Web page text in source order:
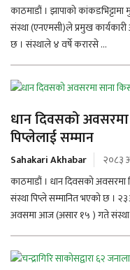
काठमाडौं । झापाको
संस्था (एनएमसी)ले प्रमुख
छ । संस्थाले ४ वर्षे करारसे ...
धान दिवसको
पिप्लेलाई सम्मान
Sahakari Akhabar
२०८३
काठमाडौं । धान दिवसको अवसरमा
संस्था पिप्ले सम्मानित भएको छ ।
अवसमा आज (असार १५ ) गते संस्था